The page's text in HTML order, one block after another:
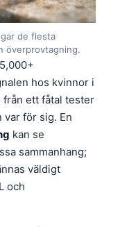
de flesta
överprovtagning.
hos kvinnor i
ett fåtal tester
var för sig. En
kan se
sammanhang;
väldigt
och